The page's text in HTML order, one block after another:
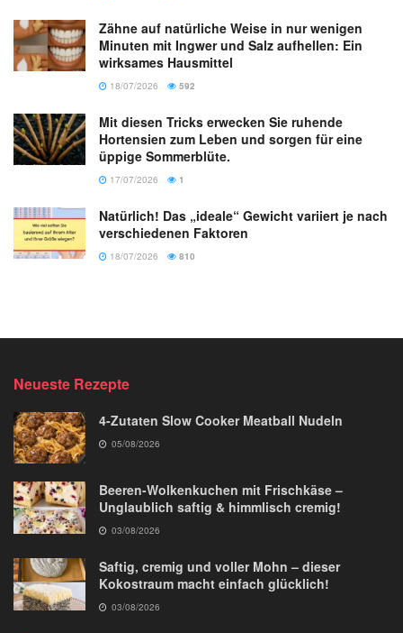
Zähne auf natürliche Weise in nur wenigen
Minuten mit Ingwer und Salz aufhellen: Ein
wirksames Hausmittel
18/07/2026 592
Mit diesen Tricks erwecken Sie ruhende
Hortensien zum Leben und sorgen für eine
üppige Sommerblüte.
17/07/2026 1
Natürlich! Das „ideale“ Gewicht variiert je nach
verschiedenen Faktoren
18/07/2026 810
Neueste Rezepte
4-Zutaten Slow Cooker Meatball Nudeln
05/08/2026
Beeren-Wolkenkuchen mit Frischkäse –
Unglaublich saftig & himmlisch cremig!
03/08/2026
Saftig, cremig und voller Mohn – dieser
Kokostraum macht einfach glücklich!
03/08/2026